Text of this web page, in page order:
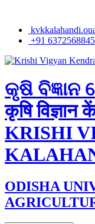
+91 6372568845
କୃଷି ବିଜ୍ଞାନ
कृषि विज्ञान
KRISHI
ODISHA